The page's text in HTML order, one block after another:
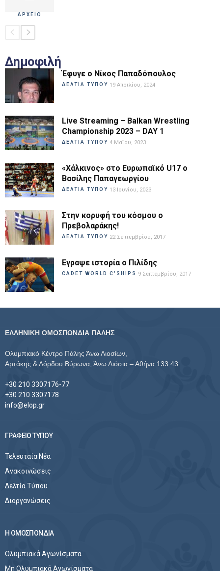
ΑΡΧΕΙΟ
Δημοφιλή
Έφυγε ο Νίκος Παπαδόπουλος
ΔΕΛΤΙΑ ΤΥΠΟΥ 19 Απριλίου, 2024
Live Streaming – Balkan Wrestling
Championship 2023 – DAY 1
ΔΕΛΤΙΑ ΤΥΠΟΥ 4 Μαΐου, 2023
«Χάλκινος» στο Ευρωπαϊκό U17 ο
Βασίλης Παπαγεωργίου
ΔΕΛΤΙΑ ΤΥΠΟΥ 13 Ιουνίου, 2023
Στην κορυφή του κόσμου ο
Πρεβολαράκης!
ΔΕΛΤΙΑ ΤΥΠΟΥ 22 Σεπτεμβρίου, 2017
Εγραψε ιστορία ο Πιλίδης
CADET WORLD C'SHIPS 9 Σεπτεμβρίου, 2017
ΕΛΛΗΝΙΚΗ ΟΜΟΣΠΟΝΔΙΑ ΠΑΛΗΣ
Ολυμπιακό Κέντρο Πάλης Άνω Λιοσίων,
Αρτάκης & Λόρδου Βύρωνα, Άνω Λιόσια – Αθήνα 133 43
+30 210 3307176-77
+30 210 3307178
info@elop.gr
ΓΡΑΦΕΙΟ ΤΥΠΟΥ
Τελευταία Νέα
Ανακοινώσεις
Δελτία Τύπου
Διοργανώσεις
Η ΟΜΟΣΠΟΝΔΙΑ
Ολυμπιακά Αγωνίσματα
Μη Ολυμπιακά Αγωνίσματα